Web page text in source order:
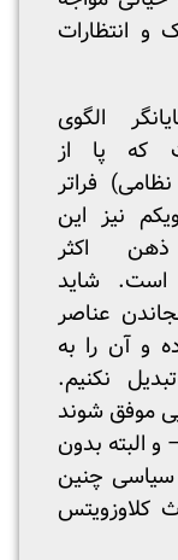
انتظارات
الگوی
که پا از
فراتر
نیز این
اکثر
است. شاید
عناصر
و آن را به
نکنیم.
موفق شوند
و البته بدون
چنین
کلاوزویتس